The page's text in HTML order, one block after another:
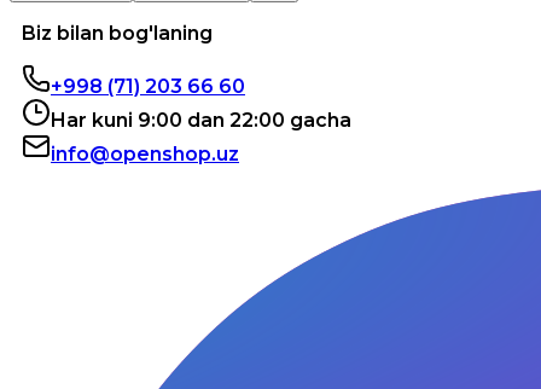
Biz bilan bog'laning
+998 (71) 203 66 60
Har kuni 9:00 dan 22:00 gacha
info@openshop.uz